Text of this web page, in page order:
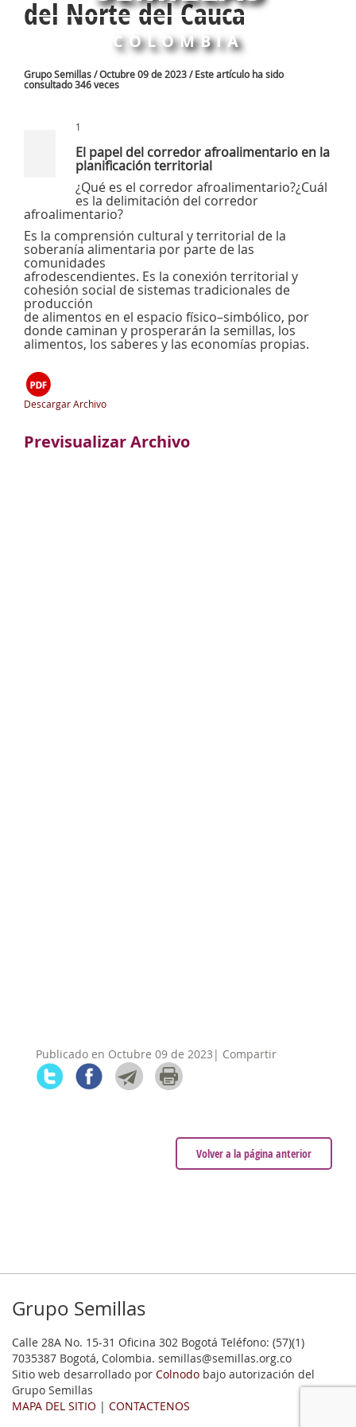
COLOMBIA
del Norte del Cauca
Grupo Semillas / Octubre 09 de 2023 / Este artículo ha sido
consultado 346 veces
1
El papel del corredor afroalimentario en la
planificación territorial
¿Qué es el corredor afroalimentario?¿Cuál
es la delimitación del corredor
afroalimentario?
Es la comprensión cultural y territorial de la
soberanía alimentaria por parte de las
comunidades
afrodescendientes. Es la conexión territorial y
cohesión social de sistemas tradicionales de
producción
de alimentos en el espacio físico–simbólico, por
donde caminan y prosperarán la semillas, los
alimentos, los saberes y las economías propias.
Descargar Archivo
Previsualizar Archivo
Publicado en Octubre 09 de 2023| Compartir
Volver a la página anterior
Grupo Semillas
Calle 28A No. 15-31 Oficina 302 Bogotá Teléfono: (57)(1)
7035387 Bogotá, Colombia. semillas@semillas.org.co
Sitio web desarrollado por Colnodo bajo autorización del
Grupo Semillas
MAPA DEL SITIO | CONTACTENOS